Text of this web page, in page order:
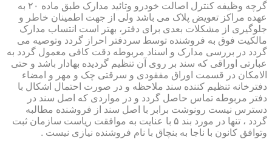
گرچه وظیفه کنترل اصالت خودرو وتائید مدارک طبق ماده ۲۰ به
عهده مراکز تعویض پلاک می باشد ولی از جهت اطمینان خاطر و
جلوگیری از مشکلات بعدی برای دفتر، بهتر است انتساب مدارک
مالکیت فوق به فروشنده توسط سردفتر احراز گردد وتوصیه می
گردد در بررسی مدارک و اسناد مربوطه دقت کافی معمول گردد به
عبارتی اوراقی که سند بر روی آن تنظیم گردیده بهادار باشد و حتی
الامکان در قسمت اوراق مفقودی و سرقتی چک و مهر و امضاء
دفترخانه تنظیم کننده سند ملاحظه و در صورت احتمال اشکال با
دفتر مربوطه تماس حاصل گردد و در مواردی که اصل سند در
دسترس نیست رونوشت برابر با اصل سند از فروشنده مطالبه
گردد ، تنها در مورد بند ۵ با عنایت به موافقت ریاست سازمان ثبت
وتوافق کانون با ناجا به بنچاق با نام فروشنده نیازی نیست .